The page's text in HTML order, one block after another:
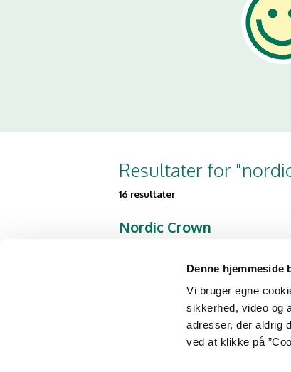
Denne hjemmeside
Vi bruger egne
sikkerhed, video og
adresser, der aldrig
ved at klikke på
Resultater for
16 resultater
Nordic Crown
Dampfærgevej 30
Nordic Crown
Commodore Lounge